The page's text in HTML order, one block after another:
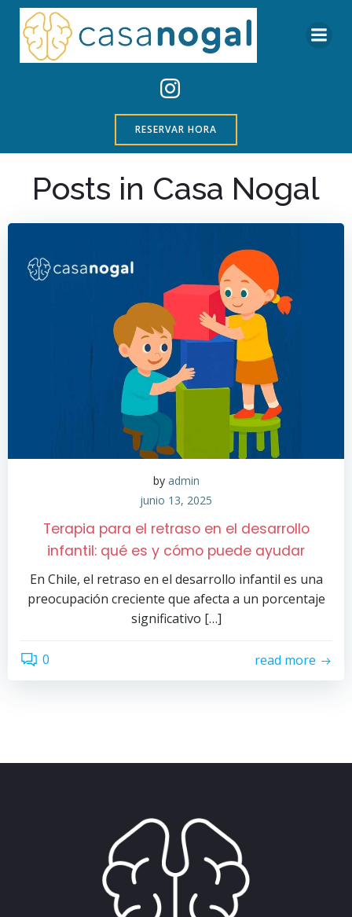
Saltar
al
contenido
RESERVAR HORA
Posts in Casa Nogal
by admin
junio 13, 2025
Terapia para el retraso en el desarrollo
infantil: qué es y cómo puede ayudar
En Chile, el retraso en el desarrollo infantil es una
preocupación creciente que afecta a un porcentaje
significativo […]
0 read more